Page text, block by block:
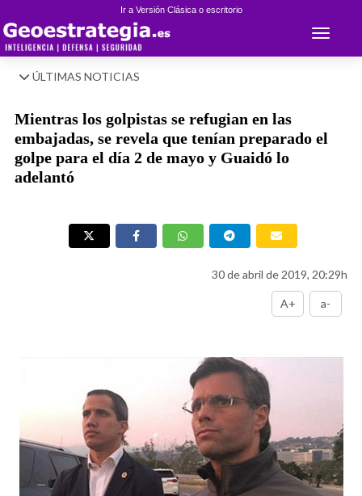
Ir a Versión Clásica o escritorio
Toggle
ÚLTIMAS NOTICIAS
Mientras los golpistas se refugian en las
embajadas, se revela que tenían preparado el
golpe para el día 2 de mayo y Guaidó lo
adelantó
30 de abril de 2019, 20:29h
A+ a-